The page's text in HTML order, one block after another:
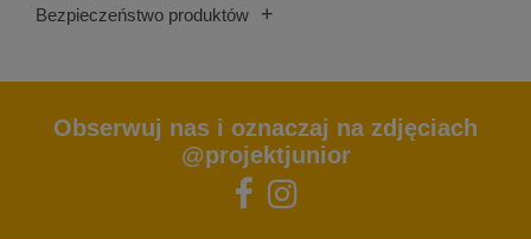
Bezpieczeństwo produktów +
Obserwuj nas i oznaczaj na zdjęciach
@projektjunior